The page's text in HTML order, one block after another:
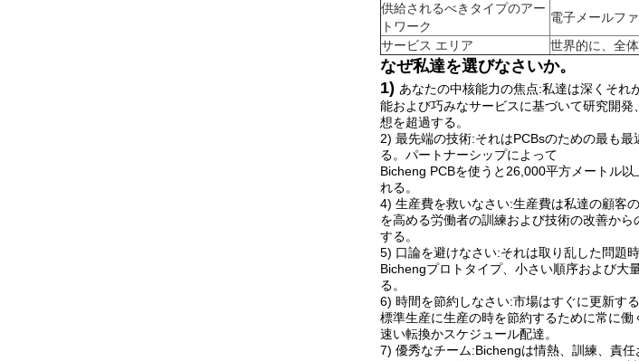
供給されるべきタイプのアー
トワーク
電子メールフ
サービス エリア
世界的に、全体
なぜ私達を選びなさいか。
1) あなたの中核能力の焦点:私達は深くそれ
能および巧みなサービスに基づいて研究開
想を超過する。
2) 最先端の技術:それはPCBsのための最も
る。パートナーシップによって
Bicheng PCBを使うと26,000平方メートル
れる。
4) 生産費を救いなさい:生産費は私達の顧客
を高める労働者の訓練および技術の改善か
する。
5) 口論を避けなさい:それは取り乱した問題
Bichengプロトタイプ、小さい順序および大
る。
6) 時間を節約しなさい:市場はすぐに更新す
標準生産に生産の時を節約するために常に働
速い転換かスケジュール配達。
7) 優秀なチーム:Bichengは情熱、訓練、責